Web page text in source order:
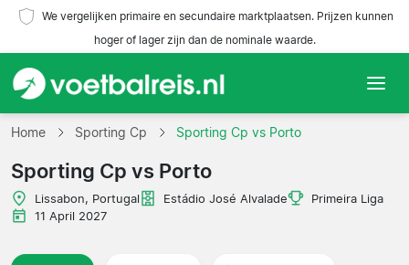
We vergelijken primaire en secundaire marktplaatsen. Prijzen kunnen
hoger of lager zijn dan de nominale waarde.
Home
Teams
Competities
Reisorganisaties
Home Sporting Cp Sporting Cp vs Porto
Sporting Cp vs Porto
Lissabon, Portugal Estádio José Alvalade
Primeira Liga
11 April 2027